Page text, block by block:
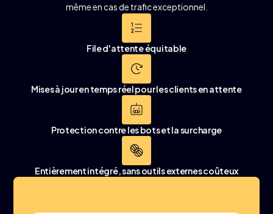
même en cas de trafic exceptionnel.
File d'attente équitable
Mises à jour en temps réel pour les clients en attente
Protection contre les bots et la surcharge
Entièrement intégré, sans outils externes coûteux